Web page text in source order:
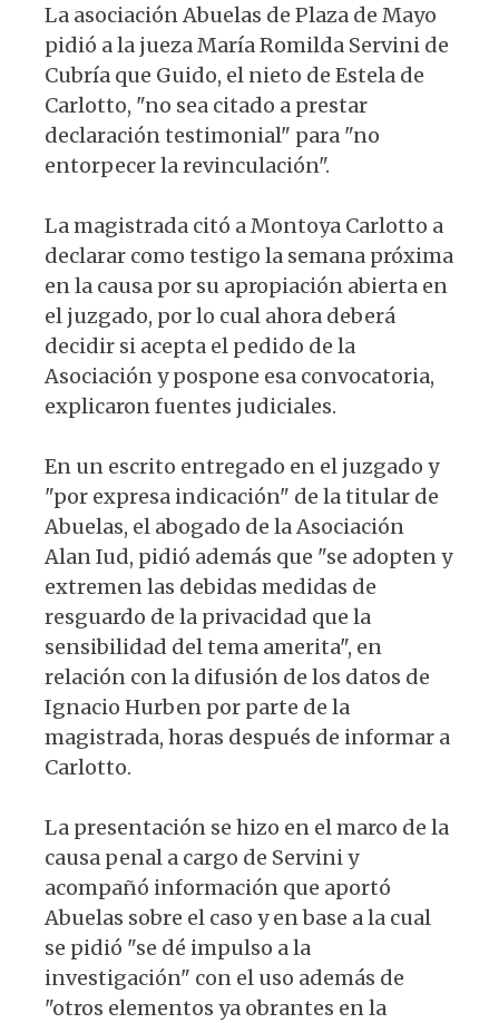
La asociación Abuelas de Plaza de Mayo
pidió a la jueza María Romilda Servini de
Cubría que Guido, el nieto de Estela de
Carlotto, "no sea citado a prestar
declaración testimonial" para "no
entorpecer la revinculación".
La magistrada citó a Montoya Carlotto a
declarar como testigo la semana próxima
en la causa por su apropiación abierta en
el juzgado, por lo cual ahora deberá
decidir si acepta el pedido de la
Asociación y pospone esa convocatoria,
explicaron fuentes judiciales.
En un escrito entregado en el juzgado y
"por expresa indicación" de la titular de
Abuelas, el abogado de la Asociación
Alan Iud, pidió además que "se adopten y
extremen las debidas medidas de
resguardo de la privacidad que la
sensibilidad del tema amerita", en
relación con la difusión de los datos de
Ignacio Hurben por parte de la
magistrada, horas después de informar a
Carlotto.
La presentación se hizo en el marco de la
causa penal a cargo de Servini y
acompañó información que aportó
Abuelas sobre el caso y en base a la cual
se pidió "se dé impulso a la
investigación" con el uso además de
"otros elementos ya obrantes en la